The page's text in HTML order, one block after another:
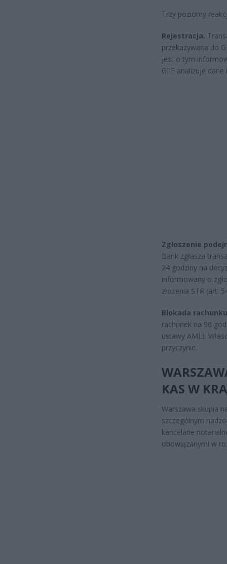
Trzy poziomy
Rejestracja.
przekazywana do
jest o tym
GIIF analizuje
Zgłoszenie
Bank zgłasza
24 godziny na
informowany o
złożenia STR (art.
Blokada
rachunek na 96
ustawy AML).
przyczynie.
KAS W
Warszawa skupia
szczególnym
kancelarie
obowiązanymi w